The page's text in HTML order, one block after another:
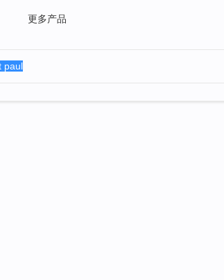
更多产品